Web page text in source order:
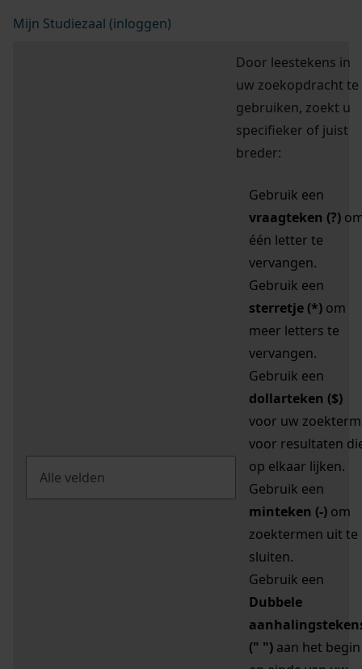
Mijn Studiezaal (inloggen)
Door leestekens in
uw zoekopdracht te
gebruiken, zoekt u
specifieker of juist
breder:
Gebruik een
vraagteken (?)
één letter te
vervangen.
Gebruik een
sterretje (*) om
meer letters te
vervangen.
Gebruik een
dollarteken ($)
voor uw zoekterm
voor resultaten
op elkaar lijken.
Gebruik een
minteken (-) om
zoektermen uit te
sluiten.
Gebruik een
Dubbele
(" ") aan het begin